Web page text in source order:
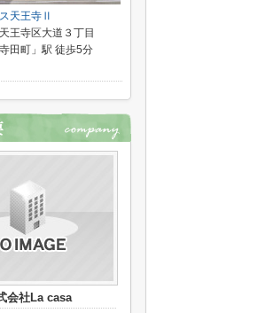
天王寺Ⅱ
王寺区大道３丁目
田町」駅 徒歩5分
会社La casa